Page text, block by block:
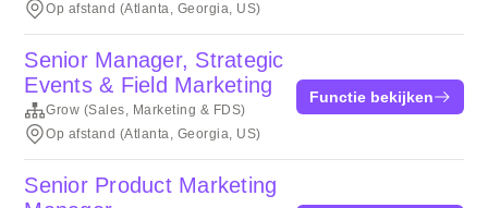
Op afstand (Atlanta, Georgia, US)
Senior Manager, Strategic
Events & Field Marketing
Grow (Sales, Marketing & FDS)
Op afstand (Atlanta, Georgia, US)
Functie bekijken
Senior Product Marketing